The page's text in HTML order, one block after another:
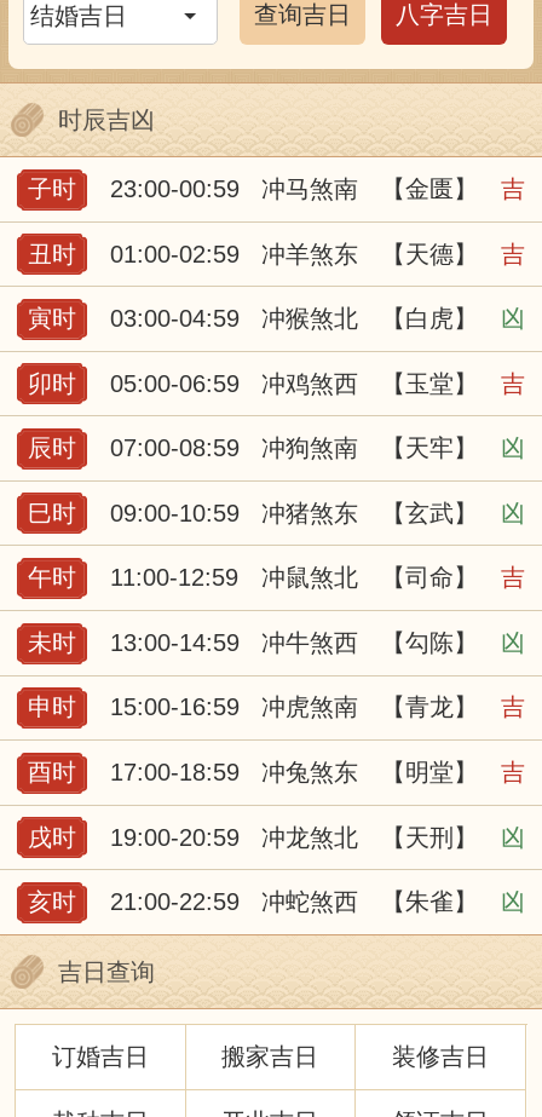
查询吉日
八字吉日
时辰吉凶
子时 23:00-00:59 冲马煞南 【金匮】 吉
丑时 01:00-02:59 冲羊煞东 【天德】 吉
寅时 03:00-04:59 冲猴煞北 【白虎】 凶
卯时 05:00-06:59 冲鸡煞西 【玉堂】 吉
辰时 07:00-08:59 冲狗煞南 【天牢】 凶
巳时 09:00-10:59 冲猪煞东 【玄武】 凶
午时 11:00-12:59 冲鼠煞北 【司命】 吉
未时 13:00-14:59 冲牛煞西 【勾陈】 凶
申时 15:00-16:59 冲虎煞南 【青龙】 吉
酉时 17:00-18:59 冲兔煞东 【明堂】 吉
戌时 19:00-20:59 冲龙煞北 【天刑】 凶
亥时 21:00-22:59 冲蛇煞西 【朱雀】 凶
吉日查询
订婚吉日 搬家吉日 装修吉日